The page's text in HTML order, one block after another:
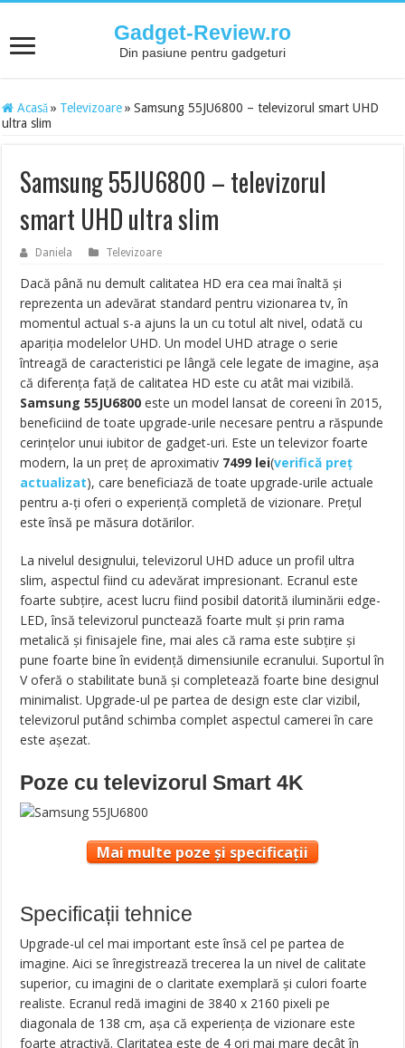
Gadget-Review.ro
Din pasiune pentru gadgeturi
Acasă » Televizoare » Samsung 55JU6800 – televizorul smart UHD
ultra slim
Samsung 55JU6800 – televizorul
smart UHD ultra slim
Daniela Televizoare
Dacă până nu demult calitatea HD era cea mai înaltă și
reprezenta un adevărat standard pentru vizionarea tv, în
momentul actual s-a ajuns la un cu totul alt nivel, odată cu
apariția modelelor UHD. Un model UHD atrage o serie
întreagă de caracteristici pe lângă cele legate de imagine, așa
că diferența față de calitatea HD este cu atât mai vizibilă.
Samsung 55JU6800 este un model lansat de coreeni în 2015,
beneficiind de toate upgrade-urile necesare pentru a răspunde
cerințelor unui iubitor de gadget-uri. Este un televizor foarte
modern, la un preț de aproximativ 7499 lei(verifică preț
actualizat), care beneficiază de toate upgrade-urile actuale
pentru a-ți oferi o experiență completă de vizionare. Prețul
este însă pe măsura dotărilor.
La nivelul designului, televizorul UHD aduce un profil ultra
slim, aspectul fiind cu adevărat impresionant. Ecranul este
foarte subțire, acest lucru fiind posibil datorită iluminării edge-
LED, însă televizorul punctează foarte mult și prin rama
metalică și finisajele fine, mai ales că rama este subțire și
pune foarte bine în evidență dimensiunile ecranului. Suportul în
V oferă o stabilitate bună și completează foarte bine designul
minimalist. Upgrade-ul pe partea de design este clar vizibil,
televizorul putând schimba complet aspectul camerei în care
este așezat.
Poze cu televizorul Smart 4K
Mai multe poze și specificații
Specificații tehnice
Upgrade-ul cel mai important este însă cel pe partea de
imagine. Aici se înregistrează trecerea la un nivel de calitate
superior, cu imagini de o claritate exemplară și culori foarte
realiste. Ecranul redă imagini de 3840 x 2160 pixeli pe
diagonala de 138 cm, așa că experiența de vizionare este
foarte atractivă. Claritatea este de 4 ori mai mare decât în